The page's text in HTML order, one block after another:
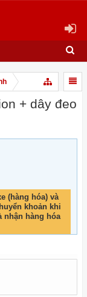
+ dây đeo
(hàng hóa) và
khoản khi
nhận hàng hóa